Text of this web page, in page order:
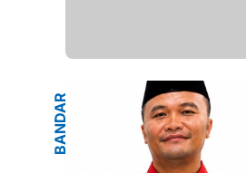
B
A
N
D
A
R
L
A
M
P
U
N